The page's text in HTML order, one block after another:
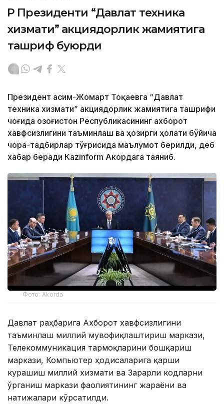
ҚР Президенти “Давлат техника
хизмати” акциядорлик жамиятига
ташриф буюрди
Президент Қасим-Жомарт Тоқаевга “Давлат
техника хизмати” акциядорлик жамиятига ташрифи
чоғида Қозоғистон Республикасининг ахборот
хавфсизлигини таъминлаш ва ҳозирги ҳолати бўйича
чора-тадбирлар тўғрисида маълумот берилди, деб
хабар беради Каzinform Акордага таяниб.
Фото: Akorda
Давлат раҳбарига Ахборот хавфсизлигини
таъминлаш миллий мувофиқлаштириш маркази,
Телекоммуникация тармоқларини бошқариш
маркази, Компьютер ҳодисаларига қарши
курашиш миллий хизмати ва Зарарли кодларни
ўрганиш маркази фаолиятининг жараёни ва
натижалари кўрсатилди.